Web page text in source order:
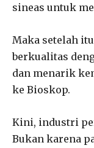
sineas untuk
Maka setelah
berkualitas
dan menarik
ke Bioskop.
Kini, industri
Bukan karena